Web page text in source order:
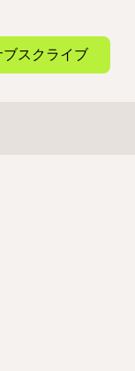
ブスクライブ